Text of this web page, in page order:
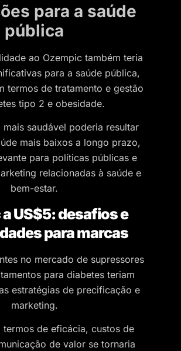
para a saúde
pública
ao Ozempic também teria
para a saúde pública,
termos de tratamento e gestão
tipo 2 e obesidade.
saudável poderia resultar
mais baixos a longo prazo,
para políticas públicas e
relacionadas à saúde e
bem-estar.
US$5: desafios e
para marcas
no mercado de supressores
para diabetes teriam
estratégias de precificação e
marketing.
termos de eficácia, custos de
de valor se tornaria